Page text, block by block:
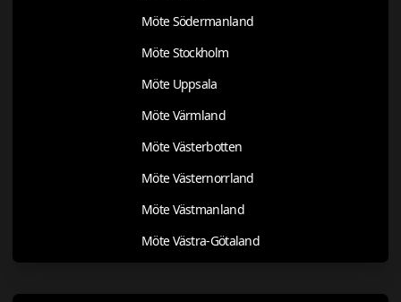
Möte Södermanland
Möte Stockholm
Möte Uppsala
Möte Värmland
Möte Västerbotten
Möte Västernorrland
Möte Västmanland
Möte Västra-Götaland